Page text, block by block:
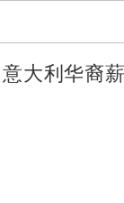
大利华裔